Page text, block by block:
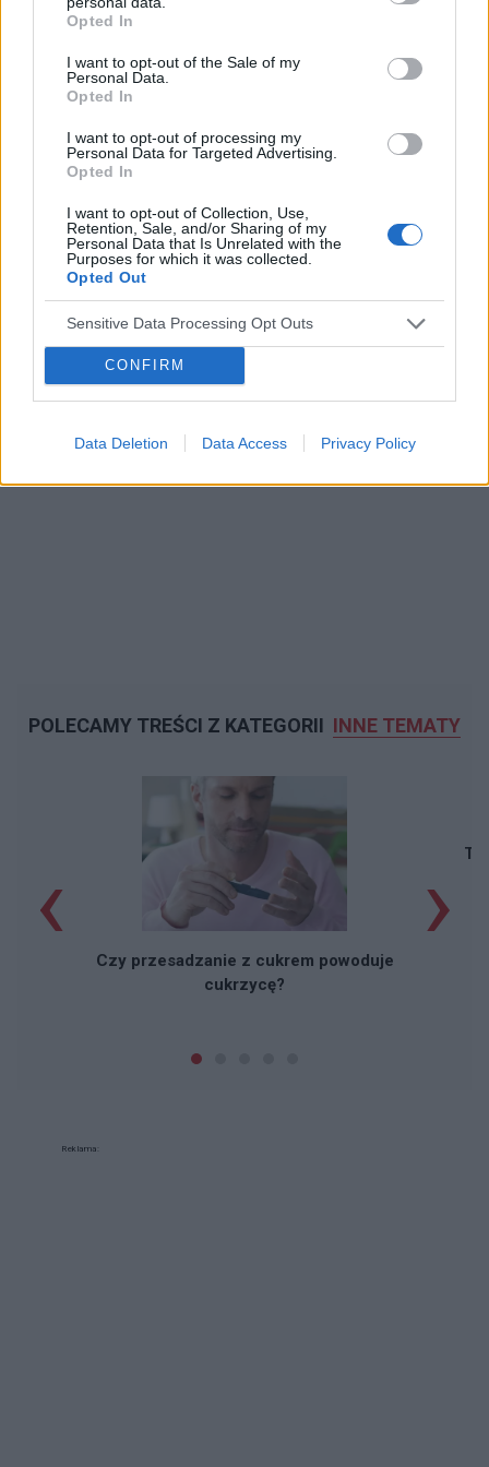
Opted In
I want to opt-out of the Sale of my
Personal Data.
Opted In
I want to opt-out of processing my
Personal Data for Targeted Advertising.
Opted In
I want to opt-out of Collection, Use,
Retention, Sale, and/or Sharing of my
Personal Data that Is Unrelated with the
Purposes for which it was collected.
Opted Out
Sensitive Data Processing Opt Outs
CONFIRM
Data Deletion Data Access Privacy Policy
POLECAMY TREŚCI Z KATEGORII INNE TEMATY
Czy przesadzanie z cukrem powoduje
cukrzycę?
‹ ›
Reklama: